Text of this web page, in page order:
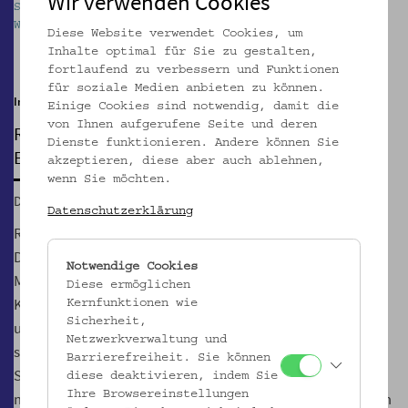
aus den Sammlungen des Volkskundemuseum
Foto: Christa Knott © Volkskundemuseum Wien
In der Passage
REISEN & ANDENKEN
Eine Hommage an das Souvenir
Di, 08.06.2021 – So, 19.09.2021
Reiseandenken, Souvenirs, Mitbringsel für sich und die
Daheimgebliebenen bewahren Erinnerungen an Orte,
Menschen und Erlebnisse. Sie sind Teil unserer touristischen
Kultur und vermögen das Bild von Städten, Landschaften
und Ländern in unseren Köpfen zu prägen. Wenige bleiben
standhaft, in Urlaubslaune kein Erinnerungsstück vom
Sehnsuchtsort zu erwerben. Die Souvenirindustrie verlockt
mit den Klischees von heiler Alpenwelt und Strandidylle zum
Diese Website verwendet Cookies, um
Inhalte optimal für Sie zu gestalten,
fortlaufend zu verbessern und Funktionen
für soziale Medien anbieten zu können.
Einige Cookies sind notwendig, damit die
von Ihnen aufgerufene Seite und deren
Dienste funktionieren. Andere können Sie
akzeptieren, diese aber auch ablehnen,
wenn Sie möchten.
Datenschutzerklärung
Notwendige Cookies
Diese ermöglichen
Kernfunktionen wie
Sicherheit,
Netzwerkverwaltung und
Barrierefreiheit. Sie können
diese deaktivieren, indem Sie
Ihre Browsereinstellungen